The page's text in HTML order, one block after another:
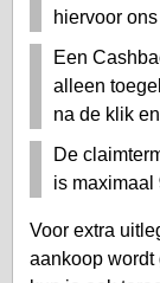
hiervoor
Een
alleen
na de klik
De
is maximaal
Voor extra
aankoop wordt